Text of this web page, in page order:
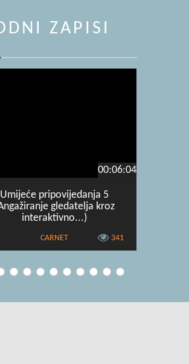
ZAPISI
00:06:04
Umijeće pripovijedanja 5
gledatelja kroz
interaktivno...)
CARNET 341